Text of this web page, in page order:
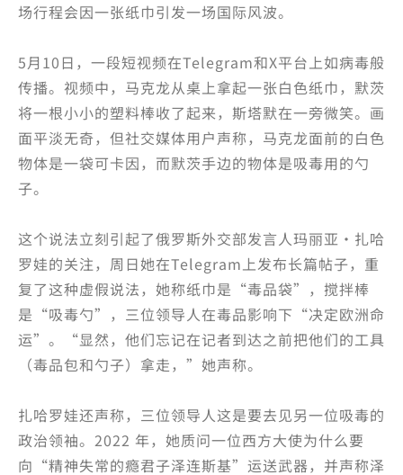
场行程会因一张纸巾引发一场国际风波。
5月10日，一段短视频在Telegram和X平台上如病毒般
传播。视频中，马克龙从桌上拿起一张白色纸巾， 默茨
将一根小小的塑料棒收了起来，斯塔默在一旁微笑。画
面平淡无奇，但社交媒体用户声称，马克龙面前的白色
物体是一袋可卡因，而默茨手边的物体是吸毒用的勺
子。
这个说法立刻引起了俄罗斯外交部发言人玛丽亚·扎哈
罗娃的关注，周日她在Telegram上发布长篇帖子，重
复了这种虚假说法，她称纸巾是“毒品袋”，搅拌棒
是“吸毒勺”，三位领导人在毒品影响下“决定欧洲命
运”。“显然，他们忘记在记者到达之前把他们的工具
（毒品包和勺子）拿走，”她声称。
扎哈罗娃还声称，三位领导人这是要去见另一位吸毒的
政治领袖。2022 年，她质问一位西方大使为什么要
向“精神失常的瘾君子泽连斯基”运送武器，并声称泽